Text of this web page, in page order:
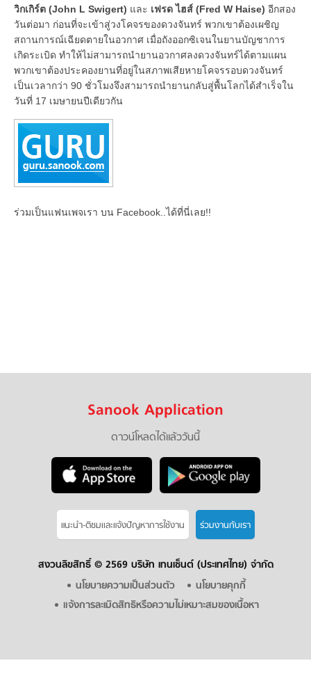
วิกเกิร์ต (John L Swigert) และ เฟรด ไฮส์ (Fred W Haise) อีกสอง
วันต่อมา ก่อนที่จะเข้าสู่วงโคจรของดวงจันทร์ พวกเขาต้องเผชิญ
สถานการณ์เฉียดตายในอวกาศ เมื่อถังออกซิเจนในยานบัญชาการ
เกิดระเบิด ทำให้ไม่สามารถนำยานอวกาศลงดวงจันทร์ได้ตามแผน
พวกเขาต้องประคองยานที่อยู่ในสภาพเสียหายโคจรรอบดวงจันทร์
เป็นเวลากว่า 90 ชั่วโมงจึงสามารถนำยานกลับสู่พื้นโลกได้สำเร็จใน
วันที่ 17 เมษายนปีเดียวกัน
ร่วมเป็นแฟนเพจเรา บน Facebook..ได้ที่นี่เลย!!
Sanook Application
ดาวน์โหลดได้แล้ววันนี้
แนะนำ-ติชมเเละแจ้งปัญหาการใช้งาน ร่วมงานกับเรา
สงวนลิขสิทธิ์ © 2569 บริษัท เทนเซ็นต์ (ประเทศไทย) จำกัด
นโยบายความเป็นส่วนตัว
นโยบายคุกกี้
แจ้งการละเมิดสิทธิหรือความไม่เหมาะสมของเนื้อหา